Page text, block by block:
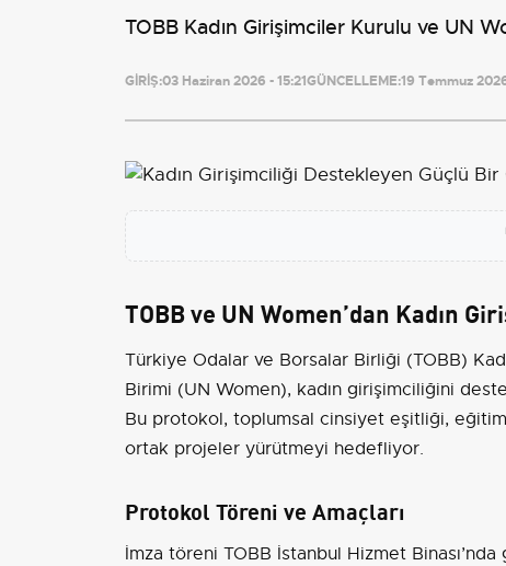
TOBB Kadın Girişimciler Kurulu ve UN
GİRİŞ:03 Haziran 2026 - 15:21GÜNCELLEME:19 Temmuz
TOBB ve UN Women’dan Kadın
Türkiye Odalar ve Borsalar Birliği (TOBB)
Birimi (UN Women), kadın girişimciliğini
Bu protokol, toplumsal cinsiyet eşitliği,
ortak projeler yürütmeyi hedefliyor.
Protokol Töreni ve Amaçları
İmza töreni TOBB İstanbul Hizmet